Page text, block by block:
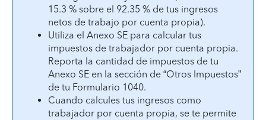
15.3 % sobre el 92.35 % de tus ingresos
netos de trabajo por cuenta propia).
Utiliza el Anexo SE para calcular tus
impuestos de trabajador por cuenta propia.
Reporta la cantidad de impuestos de tu
Anexo SE en la sección de “Otros Impuestos”
de tu Formulario 1040.
Cuando calcules tus ingresos como
trabajador por cuenta propia, se te permite